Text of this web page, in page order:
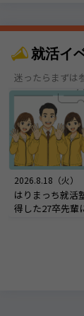
就活イ
迷ったらまずは
2026.8.18（火）
はりまっち就
得した27卒先輩